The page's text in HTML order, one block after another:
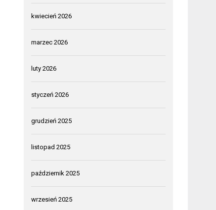
kwiecień 2026
marzec 2026
luty 2026
styczeń 2026
grudzień 2025
listopad 2025
październik 2025
wrzesień 2025